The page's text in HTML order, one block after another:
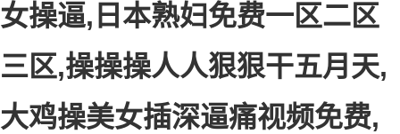
女操逼,日本熟妇免费一区二区
三区,操操操人人狠狠干五月天,
大鸡操美女插深逼痛视频免费,